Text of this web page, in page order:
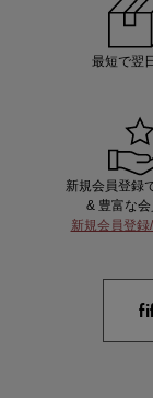
最短で翌
新規会員登録
& 豊富な
新規会員登録